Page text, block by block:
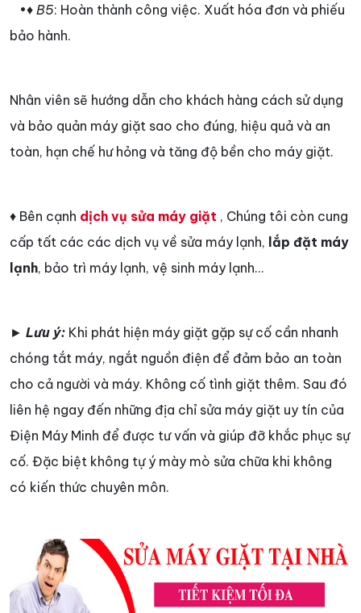
•♦ B5: Hoàn thành công việc. Xuất hóa đơn và phiếu
bảo hành.
Nhân viên sẽ hướng dẫn cho khách hàng cách sử dụng
và bảo quản máy giặt sao cho đúng, hiệu quả và an
toàn, hạn chế hư hỏng và tăng độ bền cho máy giặt.
♦ Bên cạnh dịch vụ sửa máy giặt , Chúng tôi còn cung
cấp tất các các dịch vụ về sửa máy lạnh, lắp đặt máy
lạnh, bảo trì máy lạnh, vệ sinh máy lạnh…
► Lưu ý: Khi phát hiện máy giặt gặp sự cố cần nhanh
chóng tắt máy, ngắt nguồn điện để đảm bảo an toàn
cho cả người và máy. Không cố tình giặt thêm. Sau đó
liên hệ ngay đến những địa chỉ sửa máy giặt uy tín của
Điện Máy Minh để được tư vấn và giúp đỡ khắc phục sự
cố. Đặc biệt không tự ý mày mò sửa chữa khi không
có kiến thức chuyên môn.